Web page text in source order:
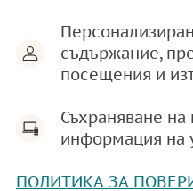
съдържание,
посещения и
Съхраняване
информация на
ПОЛИТИКА ЗА